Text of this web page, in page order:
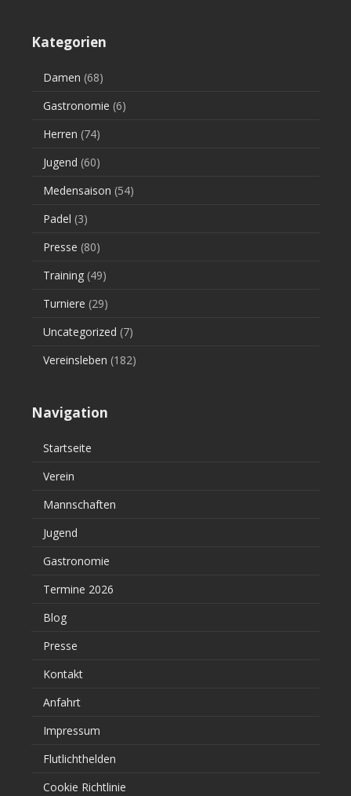
Kategorien
Damen (68)
Gastronomie (6)
Herren (74)
Jugend (60)
Medensaison (54)
Padel (3)
Presse (80)
Training (49)
Turniere (29)
Uncategorized (7)
Vereinsleben (182)
Navigation
Startseite
Verein
Mannschaften
Jugend
Gastronomie
Termine 2026
Blog
Presse
Kontakt
Anfahrt
Impressum
Flutlichthelden
Cookie Richtlinie